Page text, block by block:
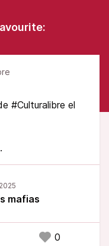
#Culturalibre el
mafias
0